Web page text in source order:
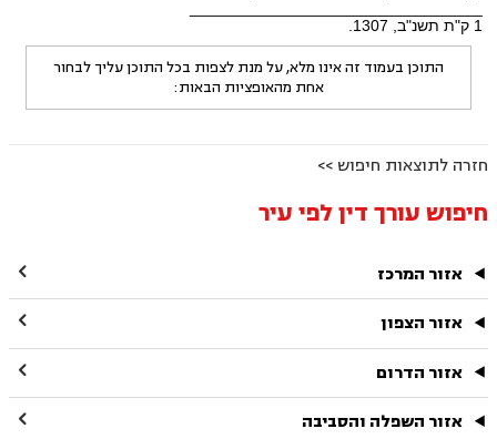
1 ק"ת תשנ"ב, 1307.
התוכן בעמוד זה אינו מלא, על מנת לצפות בכל התוכן עליך לבחור
אחת מהאופציות הבאות:
חזרה לתוצאות חיפוש >>
חיפוש עורך דין לפי עיר
אזור המרכז 
אזור הצפון 
אזור הדרום 
אזור השפלה והסביבה 